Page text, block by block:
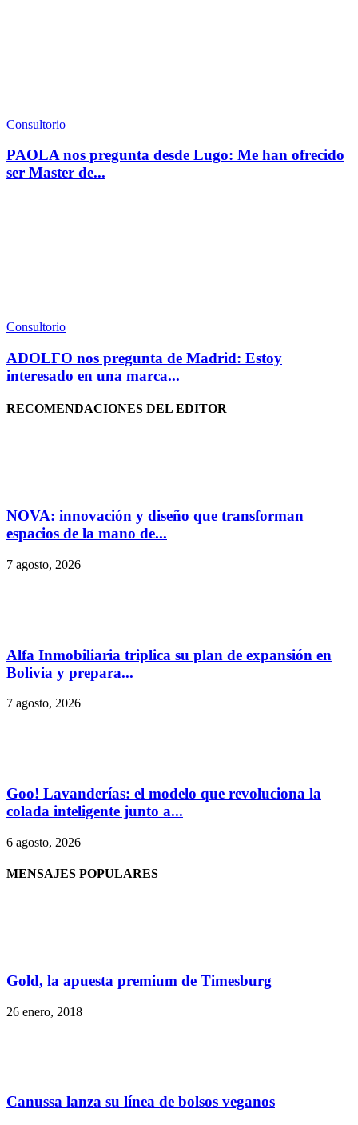
Consultorio
PAOLA nos pregunta desde Lugo: Me han ofrecido
ser Master de...
Consultorio
ADOLFO nos pregunta de Madrid: Estoy
interesado en una marca...
RECOMENDACIONES DEL EDITOR
NOVA: innovación y diseño que transforman
espacios de la mano de...
7 agosto, 2026
Alfa Inmobiliaria triplica su plan de expansión en
Bolivia y prepara...
7 agosto, 2026
Goo! Lavanderías: el modelo que revoluciona la
colada inteligente junto a...
6 agosto, 2026
MENSAJES POPULARES
Gold, la apuesta premium de Timesburg
26 enero, 2018
Canussa lanza su línea de bolsos veganos